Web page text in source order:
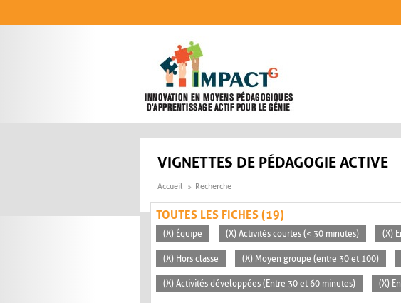
VIGNETTES DE PÉDAGOGIE ACTIVE
Accueil Recherche
TOUTES LES FICHES (19)
(X) Équipe (X) Activités courtes (< 30 minutes) (X)
(X) Hors classe (X) Moyen groupe (entre 30 et 100)
(X) Activités développées (Entre 30 et 60 minutes) (X)